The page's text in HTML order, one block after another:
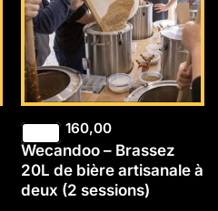
160,00
Wecandoo – Brassez
20L de bière artisanale à
deux (2 sessions)